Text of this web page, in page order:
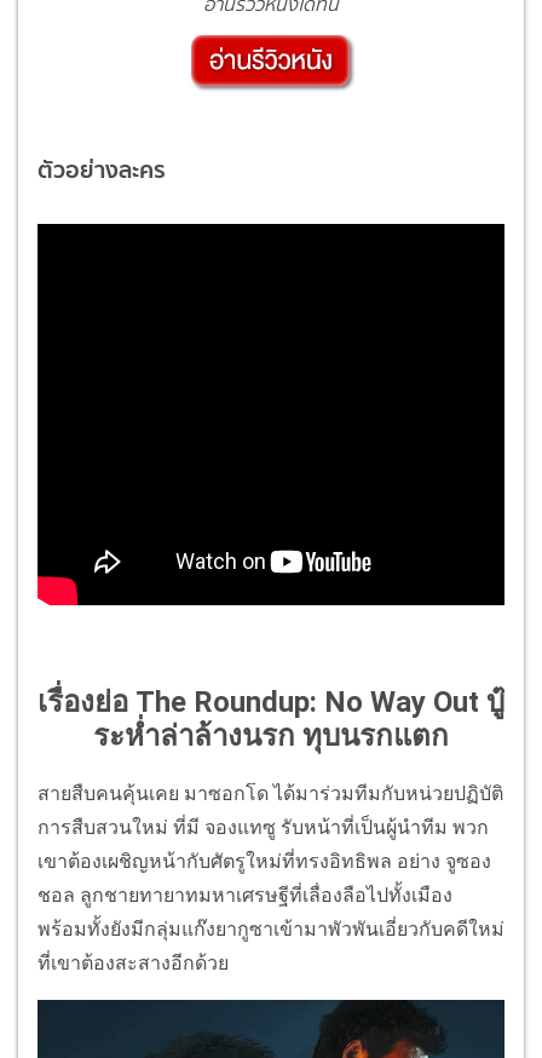
ตัวอย่างละคร
เรื่องย่อ The Roundup: No Way Out บู๊
ระห่ำล่าล้างนรก ทุบนรกแตก
สายสืบคนคุ้นเคย มาซอกโด ได้มาร่วมทีมกับหน่วยปฏิบัติ
การสืบสวนใหม่ ที่มี จองแทซู รับหน้าที่เป็นผู้นำทีม พวก
เขาต้องเผชิญหน้ากับศัตรูใหม่ที่ทรงอิทธิพล อย่าง จูซอง
ชอล ลูกชายทายาทมหาเศรษฐีที่เลื่องลือไปทั้งเมือง
พร้อมทั้งยังมีกลุ่มแก๊งยากูซาเข้ามาพัวพันเอี่ยวกับคดีใหม่
ที่เขาต้องสะสางอีกด้วย